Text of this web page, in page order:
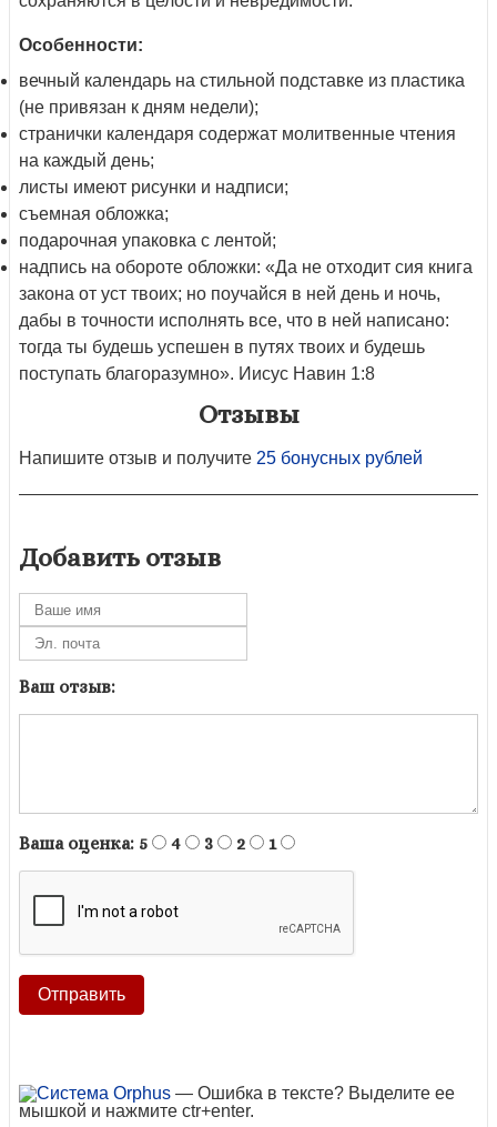
Особенности:
вечный календарь на стильной подставке из пластика
(не привязан к дням недели);
странички календаря содержат молитвенные чтения
на каждый день;
листы имеют рисунки и надписи;
съемная обложка;
подарочная упаковка с лентой;
надпись на обороте обложки: «Да не отходит сия книга
закона от уст твоих; но поучайся в ней день и ночь,
дабы в точности исполнять все, что в ней написано:
тогда ты будешь успешен в путях твоих и будешь
поступать благоразумно». Иисус Навин 1:8
Отзывы
Напишите отзыв и получите 25 бонусных рублей
Добавить отзыв
Ваш отзыв:
Ваша оценка: 5 4 3 2 1
— Ошибка в тексте? Выделите ее
мышкой и нажмите ctr+enter.